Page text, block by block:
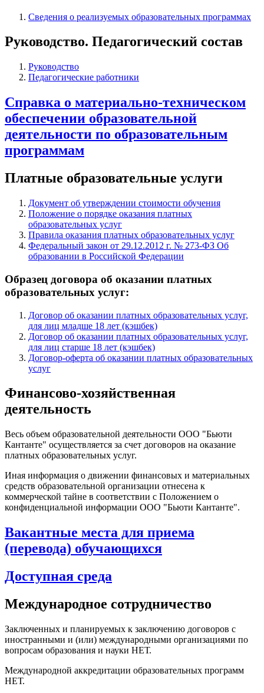
Сведения о реализуемых образовательных программах
Руководство. Педагогический состав
Руководство
Педагогические работники
Справка о материально-техническом
обеспечении образовательной
деятельности по образовательным
программам
Платные образовательные услуги
Документ об утверждении стоимости обучения
Положение о порядке оказания платных
образовательных услуг
Правила оказания платных образовательных услуг
Федеральный закон от 29.12.2012 г. № 273-ФЗ Об
образовании в Российской Федерации
Образец договора об оказании платных
образовательных услуг:
Договор об оказании платных образовательных услуг,
для лиц младше 18 лет (кэшбек)
Договор об оказании платных образовательных услуг,
для лиц старше 18 лет (кэшбек)
Договор-оферта об оказании платных образовательных
услуг
Финансово-хозяйственная
деятельность
Весь объем образовательной деятельности ООО "Бьюти
Кантанте" осуществляется за счет договоров на оказание
платных образовательных услуг.
Иная информация о движении финансовых и материальных
средств образовательной организации отнесена к
коммерческой тайне в соответствии с Положением о
конфиденциальной информации ООО "Бьюти Кантанте".
Вакантные места для приема
(перевода) обучающихся
Доступная среда
Международное сотрудничество
Заключенных и планируемых к заключению договоров с
иностранными и (или) международными организациями по
вопросам образования и науки НЕТ.
Международной аккредитации образовательных программ
НЕТ.